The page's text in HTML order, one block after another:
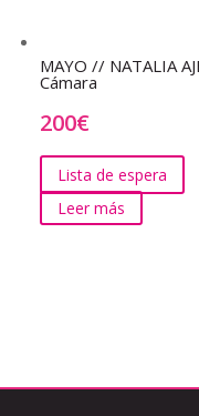
MAYO // NATALIA
Cámara
200€
Lista de espera
Leer más